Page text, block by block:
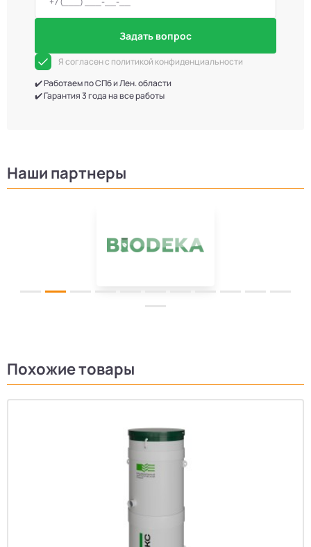
Задать вопрос
Я согласен с политикой конфиденциальности
✔️ Работаем по СПб и Лен. области
✔️ Гарантия 3 года на все работы
Наши партнеры
Похожие товары